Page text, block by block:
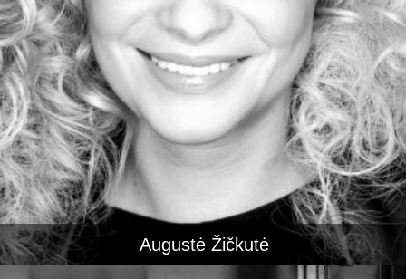
Augustė Žičkutė